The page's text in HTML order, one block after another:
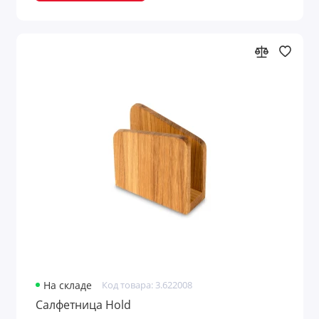
На складе Код товара: 3.622008
Салфетница Hold